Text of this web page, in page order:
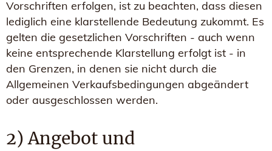
Vorschriften erfolgen, ist zu beachten, dass diesen
lediglich eine klarstellende Bedeutung zukommt. Es
gelten die gesetzlichen Vorschriften - auch wenn
keine entsprechende Klarstellung erfolgt ist - in
den Grenzen, in denen sie nicht durch die
Allgemeinen Verkaufsbedingungen abgeändert
oder ausgeschlossen werden.
2) Angebot und